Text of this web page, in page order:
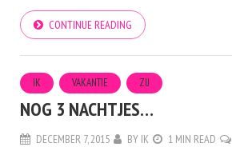
CONTINUE READING
IK VAKANTIE ZIJ
NOG 3 NACHTJES…
DECEMBER 7, 2015 BY IK 1 MIN READ